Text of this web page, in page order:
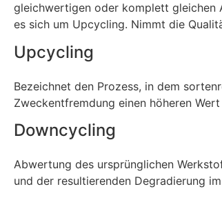
gleichwertigen oder komplett gleichen
es sich um Upcycling. Nimmt die
Upcycling
Bezeichnet den Prozess, in dem
Zweckentfremdung einen höheren
Downcycling
Abwertung des ursprünglichen
und der resultierenden Degradierung